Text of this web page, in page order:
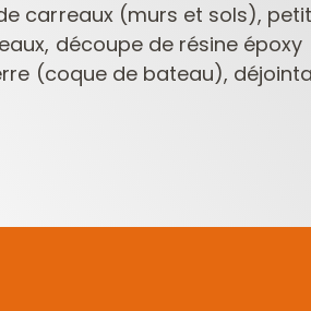
carreaux (murs et sols),
découpe de résine époxy
(coque de bateau),